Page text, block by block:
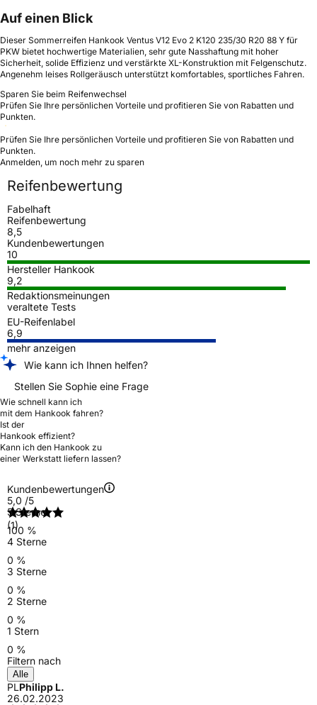
Auf einen Blick
Dieser Sommerreifen Hankook Ventus V12 Evo 2 K120 235/30 R20 88 Y für
PKW bietet hochwertige Materialien, sehr gute Nasshaftung mit hoher
Sicherheit, solide Effizienz und verstärkte XL-Konstruktion mit Felgenschutz.
Angenehm leises Rollgeräusch unterstützt komfortables, sportliches Fahren.
Sparen Sie beim Reifenwechsel
Prüfen Sie Ihre persönlichen Vorteile und profitieren Sie von Rabatten und
Punkten.
Prüfen Sie Ihre persönlichen Vorteile und profitieren Sie von Rabatten und
Punkten.
Anmelden, um noch mehr zu sparen
Reifenbewertung
Fabelhaft
Reifenbewertung
8,5
Kundenbewertungen
10
Hersteller Hankook
9,2
Redaktionsmeinungen
veraltete Tests
EU-Reifenlabel
6,9
mehr anzeigen
Wie kann ich Ihnen helfen?
Stellen Sie Sophie eine Frage
Wie schnell kann ich
mit dem Hankook fahren?
Ist der
Hankook effizient?
Kann ich den Hankook zu
einer Werkstatt liefern lassen?
Kundenbewertungen
5,0 /5
(1)
5 Sterne
100 %
4 Sterne
0 %
3 Sterne
0 %
2 Sterne
0 %
1 Stern
0 %
Filtern nach
Alle
PLPhilipp L.
26.02.2023